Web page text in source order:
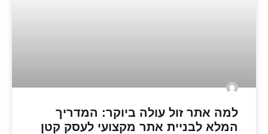
למה אתר זול עולה ביוקר: המדריך
המלא לבניית אתר מקצועי לעסק קטן